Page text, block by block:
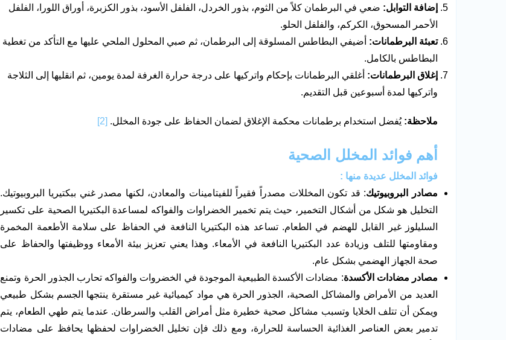
إضافة التوابل: ضعي في البرطمان كلاً من الثوم، بذور الخردل، الفلفل الأسود، بذور الكزبرة، أوراق اللورا، الفلفل
الأحمر المسحوق، الكركم، والفلفل الحلو.
تعبئة البرطمانات: أضيفي البطاطس المسلوقة إلى البرطمان، ثم صبي المحلول الملحي عليها مع التأكد من تغطية
البطاطس بالكامل.
إغلاق البرطمانات: أغلقي البرطمانات بإحكام واتركيها على درجة حرارة الغرفة لمدة يومين، ثم انقليها إلى الثلاجة
واتركيها لمدة أسبوعين قبل التقديم.
ملاحظة: يُفضل استخدام برطمانات محكمة الإغلاق لضمان الحفاظ على جودة المخلل. [2]
أهم فوائد المخلل الصحية
فوائد المخلل عديدة منها :
مصادر البروبيوتيك: قد تكون المخللات مصدراً فقيراً للفيتامينات والمعادن، لكنها مصدر غني ببكتيريا البروبيوتيك.
التخليل هو شكل من أشكال التخمير، حيث يتم تخمير الخضراوات والفواكه لمساعدة البكتيريا الصحية على تكسير
السليلوز غير القابل للهضم في الطعام. تساعد هذه البكتيريا النافعة في الحفاظ على سلامة الأطعمة المخمرة
ومقاومتها للتلف وزيادة عدد البكتيريا النافعة في الأمعاء. وهذا يعني تعزيز بيئة الأمعاء ووظيفتها والحفاظ على
صحة الجهاز الهضمي بشكل عام.
مصادر مضادات الأكسدة: مضادات الأكسدة الطبيعية الموجودة في الخضروات والفواكه تحارب الجذور الحرة وتمنع
العديد من الأمراض والمشاكل الصحية، الجذور الحرة هي مواد كيميائية غير مستقرة ينتجها الجسم بشكل طبيعي
ويمكن أن تتلف الخلايا وتسبب مشاكل صحية خطيرة مثل أمراض القلب والسرطان. عندما يتم طهي الطعام، يتم
تدمير بعض العناصر الغذائية الحساسة للحرارة، ومع ذلك فإن تخليل الخضراوات لحفظها يحافظ على مضادات